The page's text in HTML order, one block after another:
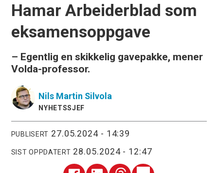
Hamar Arbeiderblad som
eksamensoppgave
– Egentlig en skikkelig gavepakke, mener
Volda-professor.
Nils Martin Silvola
NYHETSSJEF
PUBLISERT 27.05.2024 - 14:39
SIST OPPDATERT 28.05.2024 - 12:47